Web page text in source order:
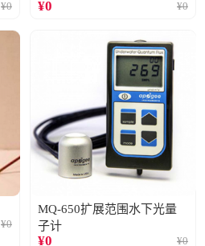
¥0 ¥0 ¥0
¥0
MQ-650扩展范围水下光量
子计
¥0 ¥0